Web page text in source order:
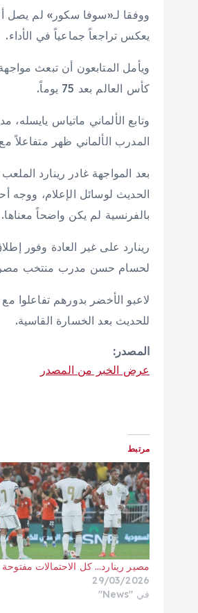
يعكس تراجعاً جماعياً في الأداء.
ويأمل المتابعون أن تبعث
كأس العالم بعد 75 يوماً.
وتابع الألماني ماتياس
المدرب الألماني ظهر متفاعلاً
بعد المواجهة غادر رينارد
الحديث لوسائل الإعلام، ووجه
بالفرنسية لم يكن واضحاً معناها.
رينارد على غير العادة وفور
لحسام حسن مدرب منتخب مصر
لاعبو الأخضر بدورهم تفاعلوا
للحديث بعد الخسارة القاسية.
المصدر:
عرض الخبر من المصدر
مرتبط
مصير رينارد… كل الاحتمالات مفتوحة
29/03/2026
في "News"